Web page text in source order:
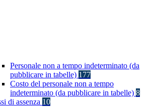
Personale non a tempo indeterminato (da
pubblicare in tabelle) 177
Costo del personale non a tempo
indeterminato (da pubblicare in tabelle) 8
di assenza 10